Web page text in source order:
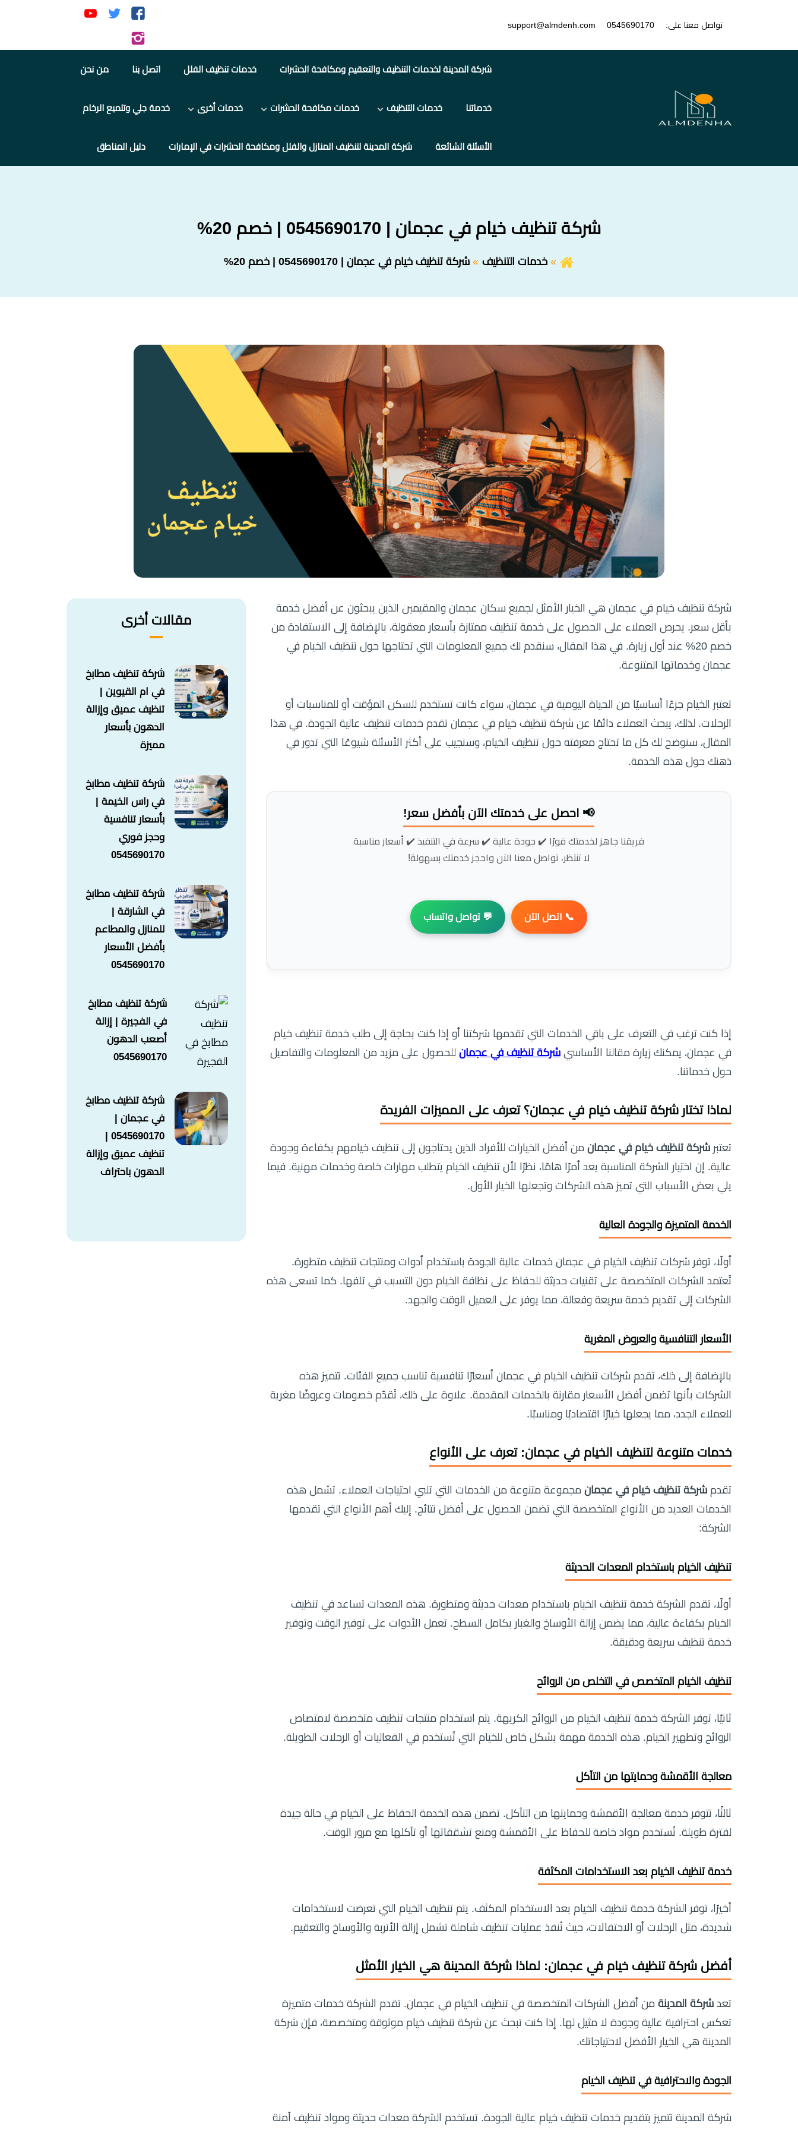
تواصل معنا على: 0545690170
support@almdenh.com
تابعنا
فيسبوك
تابعنا
تويتر يوتيوب
إنستجرام
شركة المدينة لخدمات التنظيف والتعقيم ومكافحة الحشرات خدمات تنظيف الفلل اتصل بنا من نحن
خدماتنا خدمات التنظيف خدمات مكافحة الحشرات خدمات أخرى خدمة جلي وتلميع الرخام
الأسئلة الشائعة شركة المدينة لتنظيف المنازل والفلل ومكافحة الحشرات في الإمارات دليل المناطق
شركة تنظيف خيام في عجمان | 0545690170 | خصم 20%
خدمات التنظيف شركة تنظيف خيام في عجمان | 0545690170 | خصم 20%
شركة تنظيف خيام في عجمان هي الخيار الأمثل لجميع سكان عجمان والمقيمين الذين يبحثون عن أفضل خدمة
بأقل سعر. يحرص العملاء على الحصول على خدمة تنظيف ممتازة بأسعار معقولة، بالإضافة إلى الاستفادة من
خصم 20% عند أول زيارة. في هذا المقال، سنقدم لك جميع المعلومات التي تحتاجها حول تنظيف الخيام في
عجمان وخدماتها المتنوعة.
تعتبر الخيام جزءًا أساسيًا من الحياة اليومية في عجمان، سواء كانت تستخدم للسكن المؤقت أو للمناسبات أو
الرحلات. لذلك، يبحث العملاء دائمًا عن شركة تنظيف خيام في عجمان تقدم خدمات تنظيف عالية الجودة. في هذا
المقال، سنوضح لك كل ما تحتاج معرفته حول تنظيف الخيام، وسنجيب على أكثر الأسئلة شيوعًا التي تدور في
ذهنك حول هذه الخدمة.
📢 احصل على خدمتك الآن بأفضل سعر!
فريقنا جاهز لخدمتك فورًا ✔️ جودة عالية ✔️ سرعة في التنفيذ ✔️ أسعار مناسبة
لا تنتظر، تواصل معنا الآن واحجز خدمتك بسهولة!
📞 اتصل الآن 💬 تواصل واتساب
إذا كنت ترغب في التعرف على باقي الخدمات التي تقدمها شركتنا أو إذا كنت بحاجة إلى طلب خدمة تنظيف خيام
في عجمان، يمكنك زيارة مقالنا الأساسي شركة تنظيف في عجمان للحصول على مزيد من المعلومات والتفاصيل
حول خدماتنا.
لماذا تختار شركة تنظيف خيام في عجمان؟ تعرف على المميزات الفريدة
تعتبر شركة تنظيف خيام في عجمان من أفضل الخيارات للأفراد الذين يحتاجون إلى تنظيف خيامهم بكفاءة وجودة
عالية. إن اختيار الشركة المناسبة يعد أمرًا هامًا، نظرًا لأن تنظيف الخيام يتطلب مهارات خاصة وخدمات مهنية. فيما
يلي بعض الأسباب التي تميز هذه الشركات وتجعلها الخيار الأول.
الخدمة المتميزة والجودة العالية
أولًا، توفر شركات تنظيف الخيام في عجمان خدمات عالية الجودة باستخدام أدوات ومنتجات تنظيف متطورة.
تُعتمد الشركات المتخصصة على تقنيات حديثة للحفاظ على نظافة الخيام دون التسبب في تلفها. كما تسعى هذه
الشركات إلى تقديم خدمة سريعة وفعالة، مما يوفر على العميل الوقت والجهد.
الأسعار التنافسية والعروض المغرية
بالإضافة إلى ذلك، تقدم شركات تنظيف الخيام في عجمان أسعارًا تنافسية تناسب جميع الفئات. تتميز هذه
الشركات بأنها تضمن أفضل الأسعار مقارنة بالخدمات المقدمة. علاوة على ذلك، تُقدّم خصومات وعروضًا مغرية
للعملاء الجدد، مما يجعلها خيارًا اقتصاديًا ومناسبًا.
خدمات متنوعة لتنظيف الخيام في عجمان: تعرف على الأنواع
تقدم شركة تنظيف خيام في عجمان مجموعة متنوعة من الخدمات التي تلبي احتياجات العملاء. تشمل هذه
الخدمات العديد من الأنواع المتخصصة التي تضمن الحصول على أفضل نتائج. إليك أهم الأنواع التي تقدمها
الشركة:
تنظيف الخيام باستخدام المعدات الحديثة
أولًا، تقدم الشركة خدمة تنظيف الخيام باستخدام معدات حديثة ومتطورة. هذه المعدات تساعد في تنظيف
الخيام بكفاءة عالية، مما يضمن إزالة الأوساخ والغبار بكامل السطح. تعمل الأدوات على توفير الوقت وتوفير
خدمة تنظيف سريعة ودقيقة.
تنظيف الخيام المتخصص في التخلص من الروائح
ثانيًا، توفر الشركة خدمة تنظيف الخيام من الروائح الكريهة. يتم استخدام منتجات تنظيف متخصصة لامتصاص
الروائح وتطهير الخيام. هذه الخدمة مهمة بشكل خاص للخيام التي تُستخدم في الفعاليات أو الرحلات الطويلة.
معالجة الأقمشة وحمايتها من التآكل
ثالثًا، تتوفر خدمة معالجة الأقمشة وحمايتها من التآكل. تضمن هذه الخدمة الحفاظ على الخيام في حالة جيدة
لفترة طويلة. تُستخدم مواد خاصة للحفاظ على الأقمشة ومنع تشققاتها أو تآكلها مع مرور الوقت.
خدمة تنظيف الخيام بعد الاستخدامات المكثفة
أخيرًا، توفر الشركة خدمة تنظيف الخيام بعد الاستخدام المكثف. يتم تنظيف الخيام التي تعرضت لاستخدامات
شديدة، مثل الرحلات أو الاحتفالات، حيث تُنفذ عمليات تنظيف شاملة تشمل إزالة الأتربة والأوساخ والتعقيم.
أفضل شركة تنظيف خيام في عجمان: لماذا شركة المدينة هي الخيار الأمثل
تعد شركة المدينة من أفضل الشركات المتخصصة في تنظيف الخيام في عجمان. تقدم الشركة خدمات متميزة
تعكس احترافية عالية وجودة لا مثيل لها. إذا كنت تبحث عن شركة تنظيف خيام موثوقة ومتخصصة، فإن شركة
المدينة هي الخيار الأفضل لاحتياجاتك.
الجودة والاحترافية في تنظيف الخيام
شركة المدينة تتميز بتقديم خدمات تنظيف خيام عالية الجودة. تستخدم الشركة معدات حديثة ومواد تنظيف آمنة
مقالات أخرى
شركة تنظيف مطابخ
في ام القيوين |
تنظيف عميق وإزالة
الدهون بأسعار
مميزة
شركة تنظيف مطابخ
في راس الخيمة |
بأسعار تنافسية
وحجز فوري
0545690170
شركة تنظيف مطابخ
في الشارقة |
للمنازل والمطاعم
بأفضل الأسعار
0545690170
شركة تنظيف مطابخ
في الفجيرة | إزالة
أصعب الدهون
0545690170
شركة تنظيف مطابخ
في عجمان |
0545690170 |
تنظيف عميق وإزالة
الدهون باحتراف